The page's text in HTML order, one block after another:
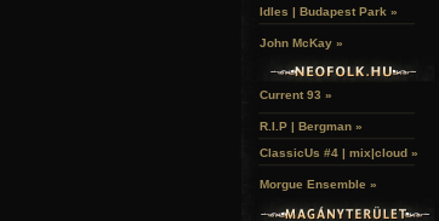
Idles | Budapest Park »
John McKay »
Current 93 »
R.I.P | Bergman »
ClassicUs #4 | mix|cloud »
Morgue Ensemble »